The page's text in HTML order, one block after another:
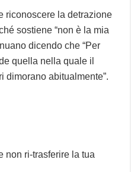
riconoscere la detrazione
sostiene “non è la mia
dicendo che “Per
quella nella quale il
dimorano abitualmente”.
non ri-trasferire la tua